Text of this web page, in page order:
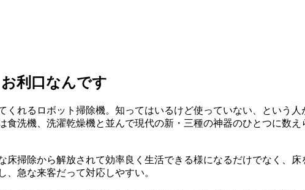
利口なんです
くれるロボット掃除機。知ってはいるけど使っていない、という
食洗機、洗濯乾燥機と並んで現代の新・三種の神器のひとつに数
床掃除から解放されて効率良く生活できる様になるだけでなく、
急な来客だって対応しやすい。